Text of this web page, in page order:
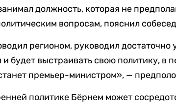
должность, которая не
вопросам, пояснил
регионом, руководил достаточно
и будет выстраивать свою политику, в
премьер-министром», —
политике Бёрнем может